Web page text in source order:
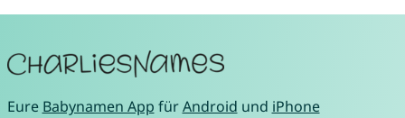
Eure Babynamen App fürAndroid und iPhone